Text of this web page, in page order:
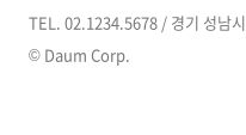
TEL. 02.1234.5678 / 경기 성남
© Daum Corp.